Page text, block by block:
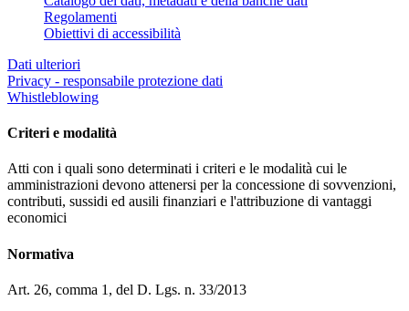
Regolamenti
Obiettivi di accessibilità
Dati ulteriori
Privacy - responsabile protezione dati
Whistleblowing
Criteri e modalità
Atti con i quali sono determinati i criteri e le modalità cui le
amministrazioni devono attenersi per la concessione di sovvenzioni,
contributi, sussidi ed ausili finanziari e l'attribuzione di vantaggi
economici
Normativa
Art. 26, comma 1, del D. Lgs. n. 33/2013